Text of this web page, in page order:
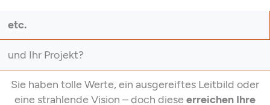
etc.
und Ihr Projekt?
Sie haben tolle Werte, ein ausgereiftes Leitbild oder
eine strahlende Vision – doch diese erreichen Ihre